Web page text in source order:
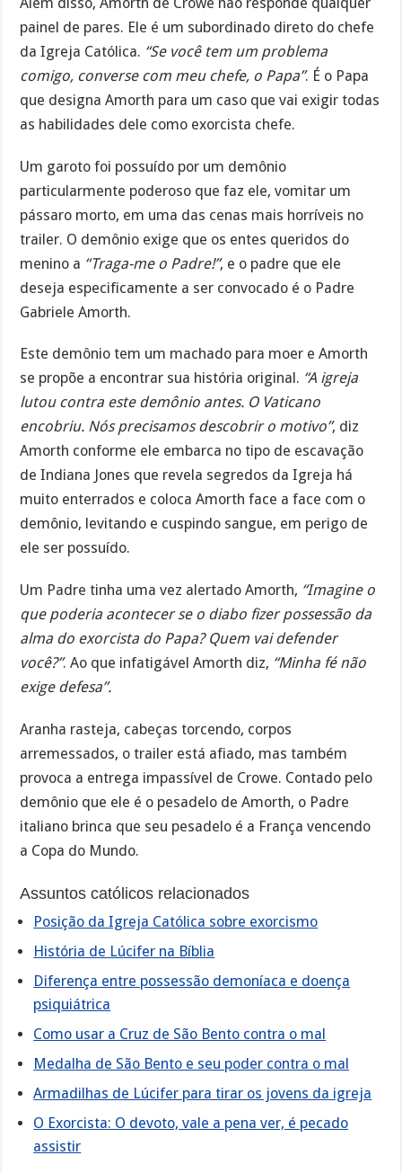
painel de pares. Ele é um subordinado direto do chefe
da Igreja Católica. “Se você tem um problema
comigo, converse com meu chefe, o Papa”. É o Papa
que designa Amorth para um caso que vai exigir todas
as habilidades dele como exorcista chefe.
Um garoto foi possuído por um demônio
particularmente poderoso que faz ele, vomitar um
pássaro morto, em uma das cenas mais horríveis no
trailer. O demônio exige que os entes queridos do
menino a “Traga-me o Padre!”, e o padre que ele
deseja especificamente a ser convocado é o Padre
Gabriele Amorth.
Este demônio tem um machado para moer e Amorth
se propõe a encontrar sua história original. “A igreja
lutou contra este demônio antes. O Vaticano
encobriu. Nós precisamos descobrir o motivo”, diz
Amorth conforme ele embarca no tipo de escavação
de Indiana Jones que revela segredos da Igreja há
muito enterrados e coloca Amorth face a face com o
demônio, levitando e cuspindo sangue, em perigo de
ele ser possuído.
Um Padre tinha uma vez alertado Amorth, “Imagine o
que poderia acontecer se o diabo fizer possessão da
alma do exorcista do Papa? Quem vai defender
você?”. Ao que infatigável Amorth diz, “Minha fé não
exige defesa”.
Aranha rasteja, cabeças torcendo, corpos
arremessados, o trailer está afiado, mas também
provoca a entrega impassível de Crowe. Contado pelo
demônio que ele é o pesadelo de Amorth, o Padre
italiano brinca que seu pesadelo é a França vencendo
a Copa do Mundo.
Assuntos católicos relacionados
Posição da Igreja Católica sobre exorcismo
História de Lúcifer na Bíblia
Diferença entre possessão demoníaca e doença
psiquiátrica
Como usar a Cruz de São Bento contra o mal
Medalha de São Bento e seu poder contra o mal
Armadilhas de Lúcifer para tirar os jovens da igreja
O Exorcista: O devoto, vale a pena ver, é pecado
assistir